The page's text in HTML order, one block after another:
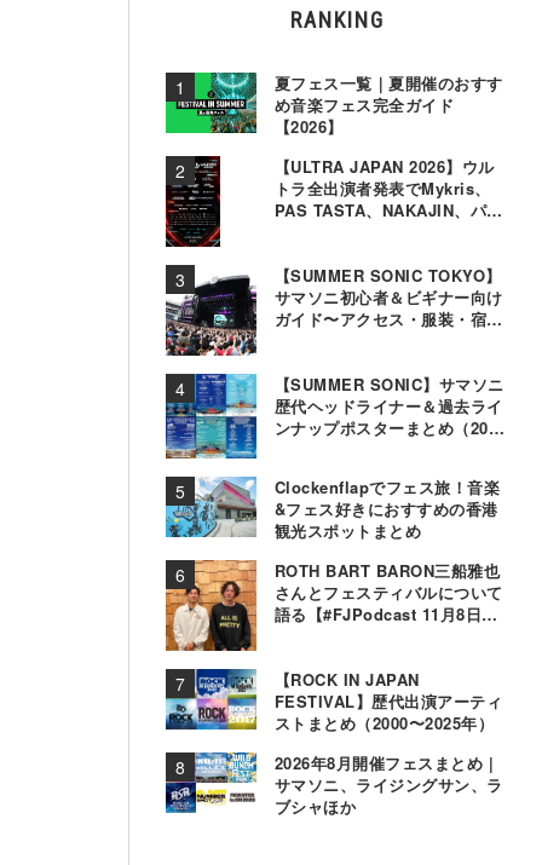
RANKING
夏フェス一覧｜夏開催のおすす
め音楽フェス完全ガイド
【2026】
【ULTRA JAPAN 2026】ウル
トラ全出演者発表でMykris、
PAS TASTA、NAKAJIN、パソ
【SUMMER SONIC TOKYO】
サマソニ初心者＆ビギナー向け
ガイド〜アクセス・服装・宿泊
【SUMMER SONIC】サマソニ
歴代ヘッドライナー＆過去ライ
ンナップポスターまとめ（2000
Clockenflapでフェス旅！音楽
&フェス好きにおすすめの香港
観光スポットまとめ
ROTH BART BARON三船雅也
さんとフェスティバルについて
語る【#FJPodcast 11月8日配
【ROCK IN JAPAN
FESTIVAL】歴代出演アーティ
ストまとめ（2000〜2025年）
2026年8月開催フェスまとめ |
サマソニ、ライジングサン、ラ
ブシャほか